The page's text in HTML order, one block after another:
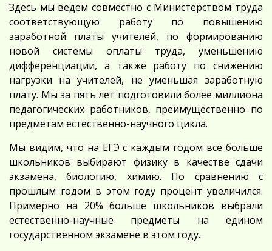
Здесь мы ведем совместно с Министерством труда
соответствующую работу по повышению
заработной платы учителей, по формированию
новой системы оплаты труда, уменьшению
дифференциации, а также работу по снижению
нагрузки на учителей, не уменьшая заработную
плату. Мы за пять лет подготовили более миллиона
педагогических работников, преимущественно по
предметам естественно-научного цикла.
Мы видим, что на ЕГЭ с каждым годом все больше
школьников выбирают физику в качестве сдачи
экзамена, биологию, химию. По сравнению с
прошлым годом в этом году процент увеличился.
Примерно на 20% больше школьников выбрали
естественно-научные предметы на едином
государственном экзамене в этом году.